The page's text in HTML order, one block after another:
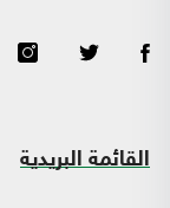
القائمة البريدية